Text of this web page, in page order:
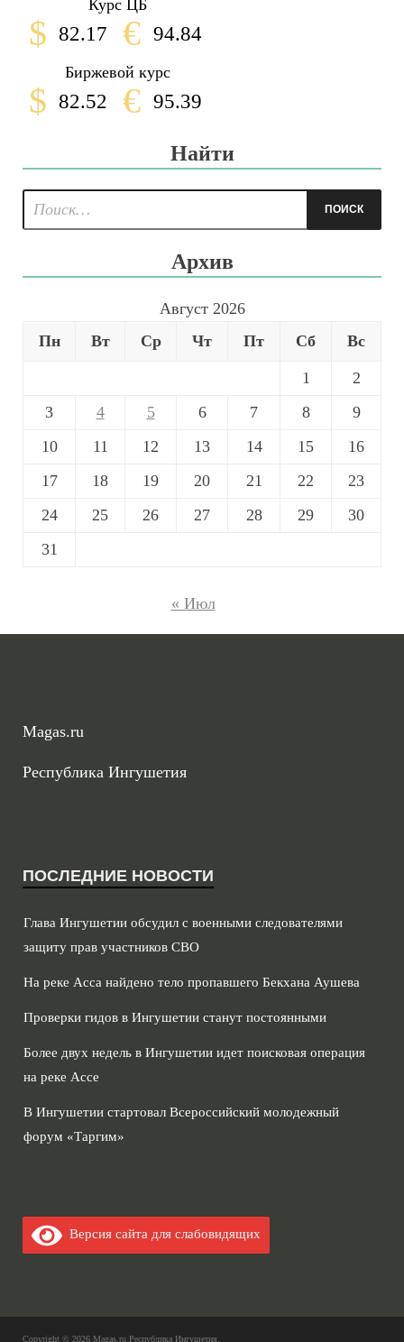
Курс ЦБ
$ 82.17 € 94.84
Биржевой курс
$ 82.52 € 95.39
Найти
Архив
Август 2026
Пн
Вт Ср Чт Пт Сб Вс
1
2
3
4 5 6 7 8
9
10
11 12 13 14 15
16
17
18 19 20 21 22
23
24
25 26 27 28 29
30
31
« Июл
Magas.ru
Республика Ингушетия
ПОСЛЕДНИЕ НОВОСТИ
Глава Ингушетии обсудил с военными следователями
защиту прав участников СВО
На реке Асса найдено тело пропавшего Бекхана Аушева
Проверки гидов в Ингушетии станут постоянными
Более двух недель в Ингушетии идет поисковая операция
на реке Ассе
В Ингушетии стартовал Всероссийский молодежный
форум «Таргим»
Версия сайта для слабовидящих
Copyright © 2026 Magas.ru Республика Ингушетия